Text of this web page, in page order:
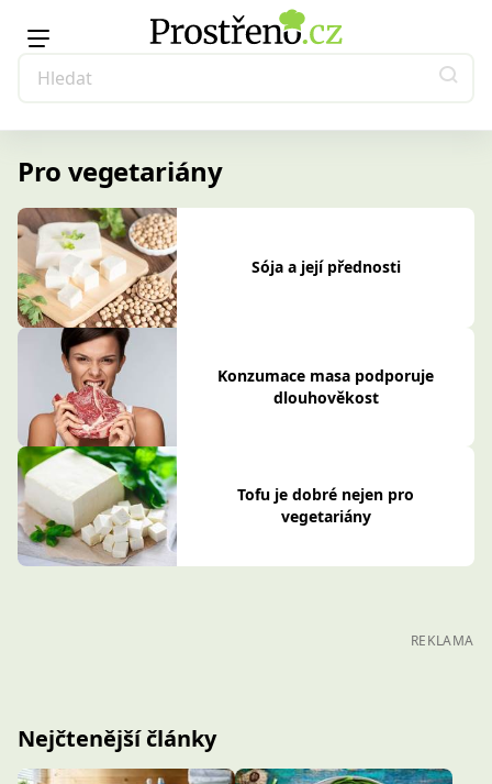
Pro vegetariány
Sója a její přednosti
Konzumace masa podporuje
dlouhověkost
Tofu je dobré nejen pro
vegetariány
REKLAMA
Nejčtenější články